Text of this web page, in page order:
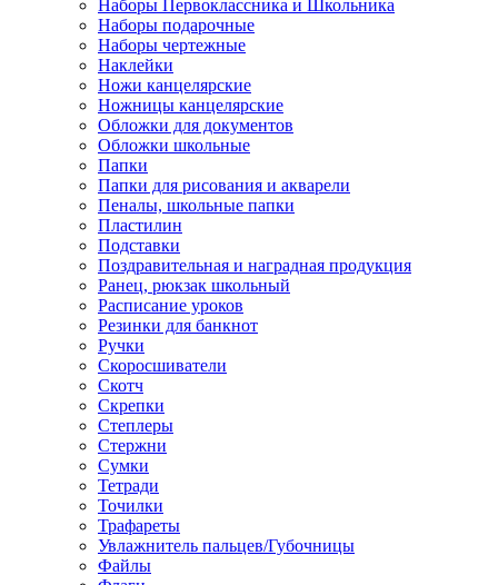
Наборы Первоклассника и Школьника
Наборы подарочные
Наборы чертежные
Наклейки
Ножи канцелярские
Ножницы канцелярские
Обложки для документов
Обложки школьные
Папки
Папки для рисования и акварели
Пеналы, школьные папки
Пластилин
Подставки
Поздравительная и наградная продукция
Ранец, рюкзак школьный
Расписание уроков
Резинки для банкнот
Ручки
Скоросшиватели
Скотч
Скрепки
Степлеры
Стержни
Сумки
Тетради
Точилки
Трафареты
Увлажнитель пальцев/Губочницы
Файлы